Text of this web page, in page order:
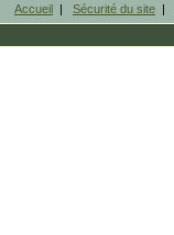
Accueil | Sécurité du site |